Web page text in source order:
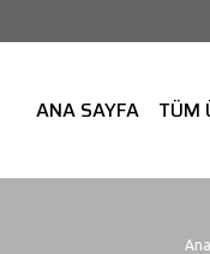
ANA SAYFA TÜM